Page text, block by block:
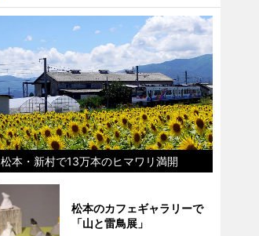
松本・新村で13万本のヒマワリ満開
松本のカフェギャラリーで
「山と雷鳥展」